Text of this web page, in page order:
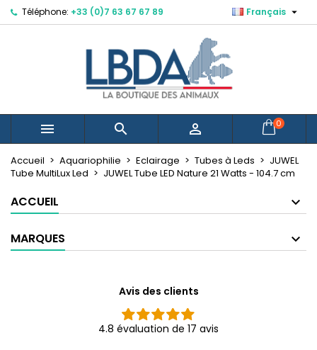
Téléphone: +33 (0)7 63 67 67 89 Français 
   0
Accueil Aquariophilie Eclairage Tubes à Leds
JUWEL
Tube MultiLux Led
JUWEL Tube LED Nature 21 Watts - 104.7 cm
ACCUEIL
MARQUES
Avis des clients
4.8 évaluation de 17 avis
Mes listes d'envies ×
Créer une nouvelle liste
Créer une liste d'envies ×
Nom de la liste d'envies
Annuler Créer une liste d'envies
Connexion ×
Vous devez être connecté pour ajouter des produits
à votre liste d'envies.
Annuler Connexion